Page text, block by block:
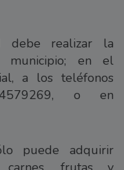
debe realizar la
municipio; en el
a los teléfonos
o en
puede adquirir